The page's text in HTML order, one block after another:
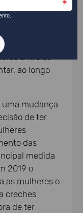
de filhos
vindo a
filhos
entre os
ao longo
mudança
de ter
das
medida
2019 o
as mulheres o
creches
de ter